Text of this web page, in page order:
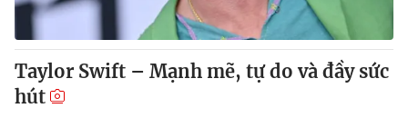
Thế giới đó đây
Câu chuyện quốc tế
Thị trường
Góc doanh nghiệp
Dữ liệu và đời sống
Truyền hình
Taylor Swift – Mạnh mẽ, tự do và đầy sức
hút